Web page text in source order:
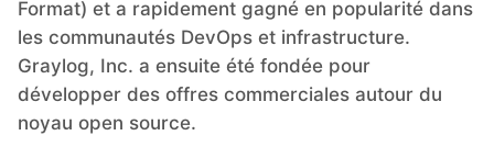
NocoDB
Node-RED
Format) et a rapidement gagné en popularité dans
les communautés DevOps et infrastructure.
Graylog, Inc. a ensuite été fondée pour
développer des offres commerciales autour du
noyau open source.